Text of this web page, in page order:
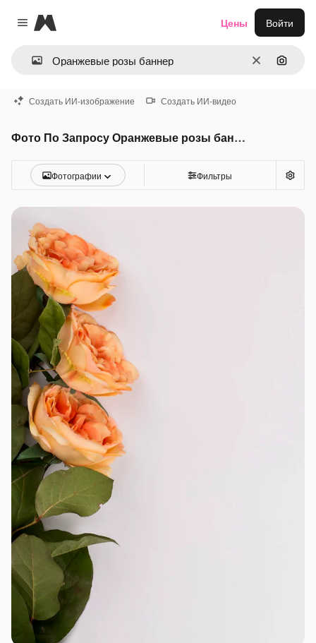
Close menu
Magnific
ОчиститьПоиск
Цены Войти
Создать ИИ-изображение Создать ИИ-видео
Фото По Запросу Оранжевые розы баннер
Фотографии Фильтры